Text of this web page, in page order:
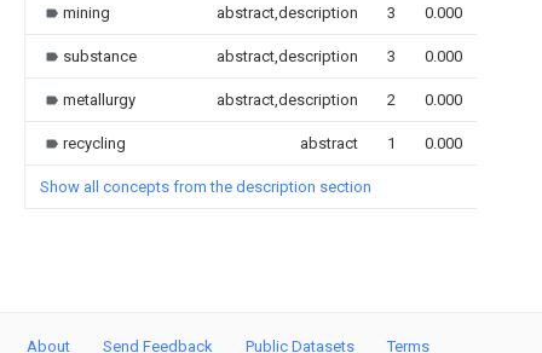
mining abstract,description 3 0.000
substance abstract,description 3 0.000
metallurgy abstract,description 2 0.000
recycling abstract 1 0.000
Show all concepts from the description section
About Send Feedback Public Datasets Terms